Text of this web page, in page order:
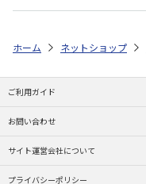
ホーム ネットショップ
ご利用ガイド
お問い合わせ
サイト運営会社について
プライバシーポリシー